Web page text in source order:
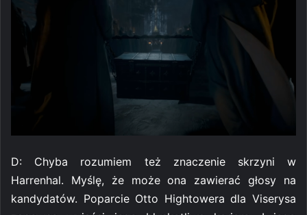
D: Chyba rozumiem też znaczenie skrzyni w
Harrenhal. Myślę, że może ona zawierać głosy na
kandydatów. Poparcie Otto Hightowera dla Viserysa